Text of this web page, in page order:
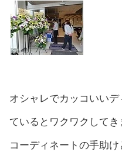
オシャレでカッコいい
ているとワクワクしてき
コーディネートの手助